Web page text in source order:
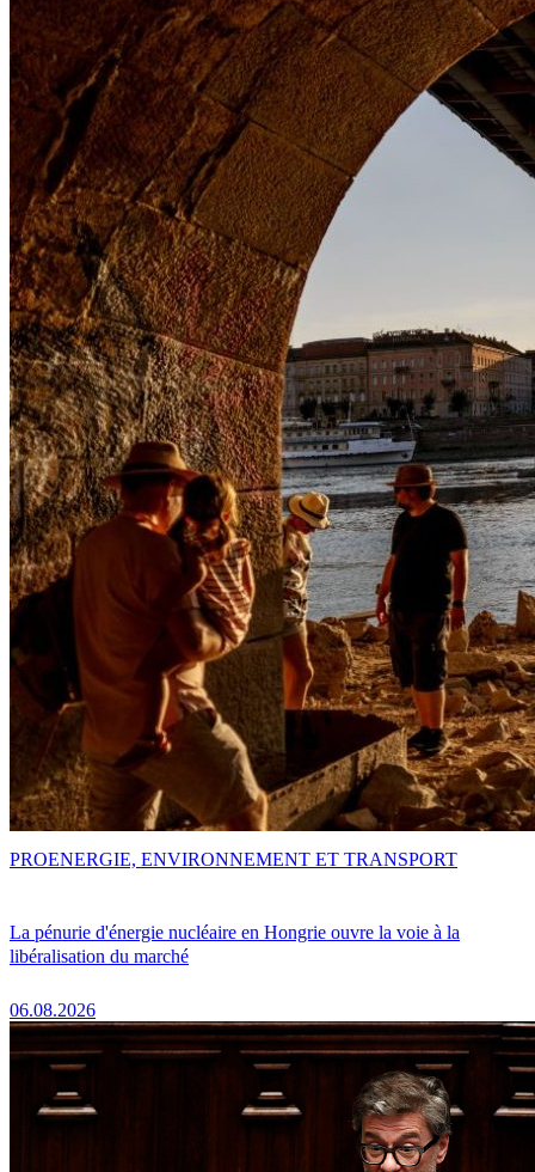
La pénurie d'énergie nucléaire en Hongrie ouvre la voie à la
libéralisation du marché
06.08.2026
PROENERGIE, ENVIRONNEMENT ET TRANSPORT